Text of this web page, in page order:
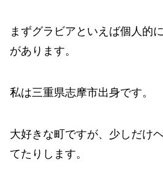
まずグラビアといえば個人的
があります。
私は三重県志摩市出身です。
大好きな町ですが、少しだけ
てたりします。